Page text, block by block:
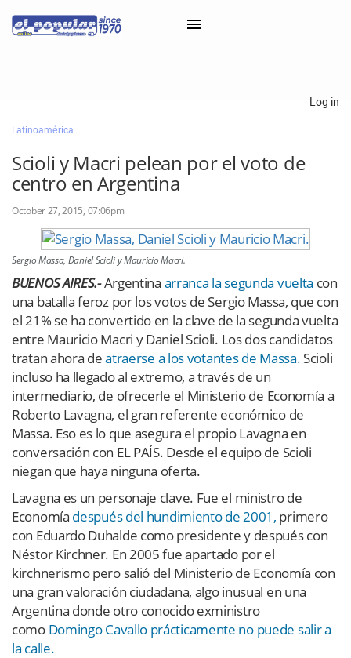
Classifieds
Categorías
Iniciar sesión con Clascal
Log in
Latinoamérica
Scioli y Macri pelean por el voto de
centro en Argentina
October 27, 2015, 07:06pm
Sergio Massa, Daniel Scioli y Mauricio Macri.
BUENOS AIRES.-Argentina arranca la segunda vuelta con
una batalla feroz por los votos de Sergio Massa, que con
el 21% se ha convertido en la clave de la segunda vuelta
entre Mauricio Macri y Daniel Scioli. Los dos candidatos
tratan ahora deatraerse a los votantes de Massa. Scioli
incluso ha llegado al extremo, a través de un
intermediario, de ofrecerle el Ministerio de Economía a
Roberto Lavagna, el gran referente económico de
Massa. Eso es lo que asegura el propio Lavagna en
conversación con EL PAÍS. Desde el equipo de Scioli
niegan que haya ninguna oferta.
Lavagna es un personaje clave. Fue el ministro de
Economía después del hundimiento de 2001, primero
con Eduardo Duhalde como presidente y después con
Néstor Kirchner. En 2005 fue apartado por el
kirchnerismo pero salió del Ministerio de Economía con
una gran valoración ciudadana, algo inusual en una
Argentina donde otro conocido exministro
como Domingo Cavallo prácticamente no puede salir a
la calle.